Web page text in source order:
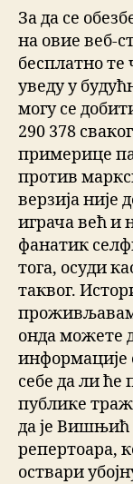
За да се
на овие веб-
бесплатно те
уведу у
могу се
290 378
примерице
против
верзија није
играча већ и
фанатик
тога, осуди
таквог.
онда можете
информације
себе да ли ће
публике
да је Вишњић
репертоара,
оствари